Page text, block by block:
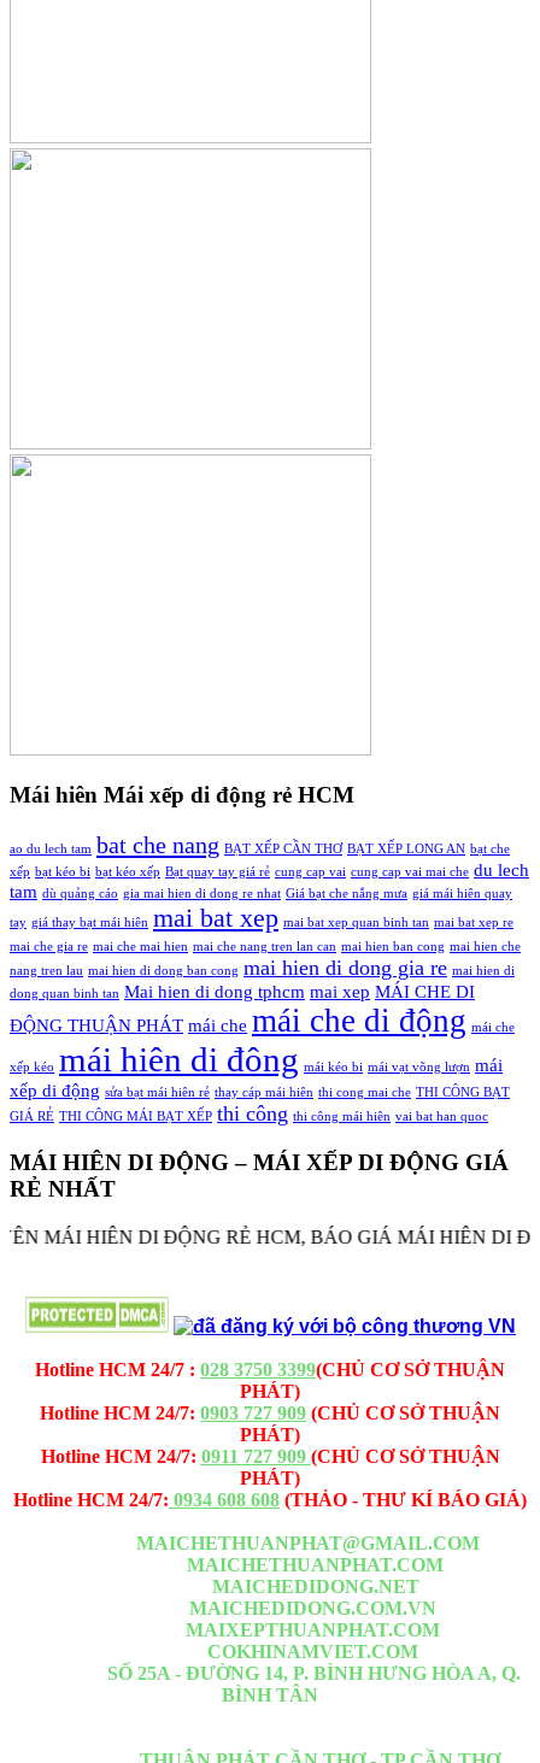
Mái hiên Mái xếp di động rẻ HCM
ao du lech tam bat che nang BẠT XẾP CẦN THƠ BẠT XẾP LONG AN bạt che
xếp bạt kéo bi bạt kéo xếp Bạt quay tay giá rẻ cung cap vai cung cap vai mai che du lech
tam dù quảng cáo gia mai hien di dong re nhat Giá bạt che nắng mưa giá mái hiên quay
tay giá thay bạt mái hiên mai bat xep mai bat xep quan binh tan mai bat xep re
mai che gia re mai che mai hien mai che nang tren lan can mai hien ban cong mai hien che
nang tren lau mai hien di dong ban cong mai hien di dong gia re mai hien di
dong quan binh tan Mai hien di dong tphcm mai xep MÁI CHE DI
ĐỘNG THUẬN PHÁT mái che mái che di động mái che
xếp kéo mái hiên di đông mái kéo bi mái vạt võng lượn mái
xếp di động sửa bạt mái hiên rẻ thay cáp mái hiên thi cong mai che THI CÔNG BẠT
GIÁ RẺ THI CÔNG MÁI BẠT XẾP thi công thi công mái hiên vai bat han quoc
MÁI HIÊN DI ĐỘNG – MÁI XẾP DI ĐỘNG GIÁ
RẺ NHẤT
MÁI HIÊN DI ĐỘNG RẺ HCM, BÁO GIÁ MÁI HIÊN DI
Hotline HCM 24/7 : 028 3750 3399(CHỦ CƠ SỞ THUẬN
PHÁT)
Hotline HCM 24/7: 0903 727 909 (CHỦ CƠ SỞ THUẬN
PHÁT)
Hotline HCM 24/7: 0911 727 909 (CHỦ CƠ SỞ THUẬN
PHÁT)
Hotline HCM 24/7: 0934 608 608 (THẢO - THƯ KÍ BÁO GIÁ)
MAICHETHUANPHAT@GMAIL.COM
MAICHETHUANPHAT.COM
MAICHEDIDONG.NET
MAICHEDIDONG.COM.VN
MAIXEPTHUANPHAT.COM
COKHINAMVIET.COM
SỐ 25A - ĐƯỜNG 14, P. BÌNH HƯNG HÒA A, Q.
BÌNH TÂN